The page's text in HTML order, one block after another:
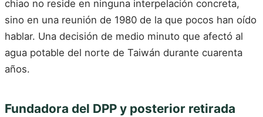
chiao no reside en ninguna interpelación concreta,
sino en una reunión de 1980 de la que pocos han oído
hablar. Una decisión de medio minuto que afectó al
agua potable del norte de Taiwán durante cuarenta
años.
Fundadora del DPP y posterior retirada